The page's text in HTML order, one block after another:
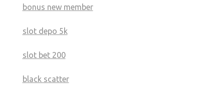
bonus new member
slot depo 5k
slot bet 200
black scatter